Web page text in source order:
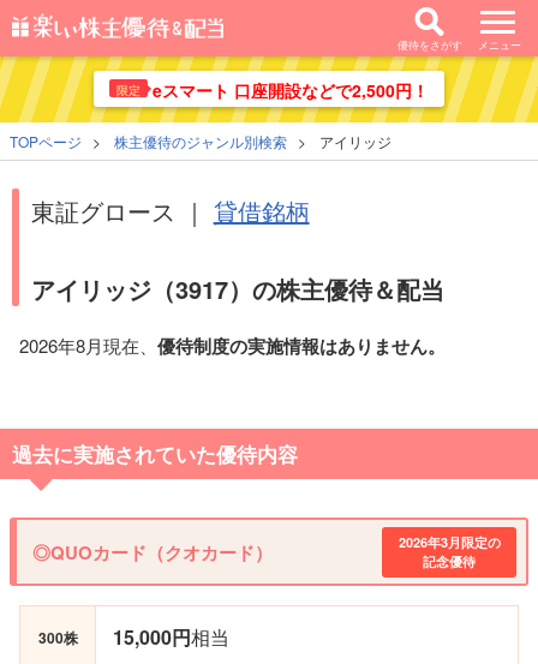
優待をさがす メニュー
限定 eスマート 口座開設などで2,500円！
TOPページ 株主優待のジャンル別検索 アイリッジ
東証グロース ｜ 貸借銘柄
アイリッジ（3917）の株主優待＆配当
2026年8月現在、 優待制度の実施情報はありません。
過去に実施されていた優待内容
◎QUOカード（クオカード）
2026年3月限定の
記念優待
300株 15,000円相当